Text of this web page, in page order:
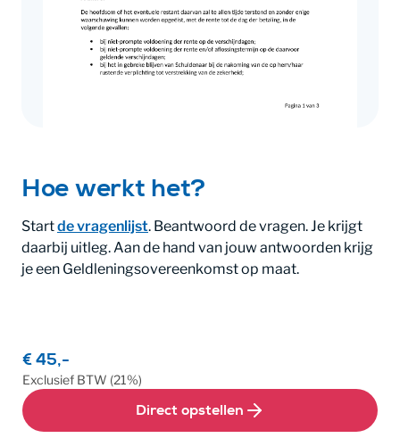
Hoe werkt het?
Startde vragenlijst. Beantwoord de vragen. Je krijgt
daarbij uitleg. Aan de hand van jouw antwoorden krijg
je een Geldleningsovereenkomst op maat.
€ 45,-
Exclusief BTW (21%)
Direct opstellen